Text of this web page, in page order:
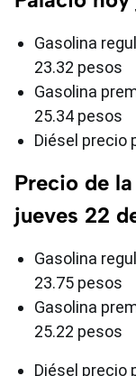
Gasolina
23.32 pesos
Gasolina
25.34 pesos
Diésel precio
Precio de
jueves 22
Gasolina
23.75 pesos
Gasolina
25.22 pesos
Diésel precio